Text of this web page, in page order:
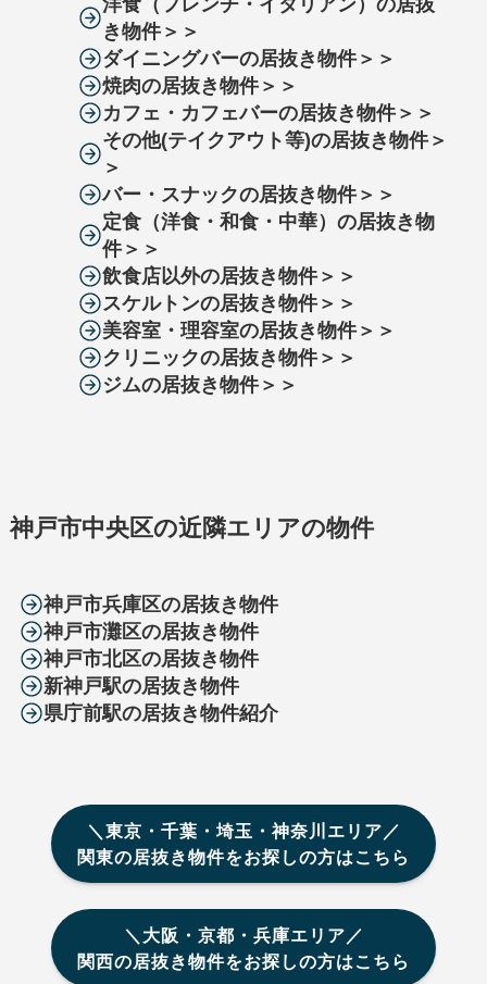
き物件＞＞
ダイニングバーの居抜き物件＞＞
焼肉の居抜き物件＞＞
カフェ・カフェバーの居抜き物件＞＞
その他(テイクアウト等)の居抜き物件＞
＞
バー・スナックの居抜き物件＞＞
定食（洋食・和食・中華）の居抜き物
件＞＞
飲食店以外の居抜き物件＞＞
スケルトンの居抜き物件＞＞
美容室・理容室の居抜き物件＞＞
クリニックの居抜き物件＞＞
ジムの居抜き物件＞＞
神戸市中央区の近隣エリアの物件
神戸市兵庫区の居抜き物件
神戸市灘区の居抜き物件
神戸市北区の居抜き物件
新神戸駅の居抜き物件
県庁前駅の居抜き物件紹介
＼東京・千葉・埼玉・神奈川エリア／
関東の居抜き物件をお探しの方はこちら
＼大阪・京都・兵庫エリア／
関西の居抜き物件をお探しの方はこちら